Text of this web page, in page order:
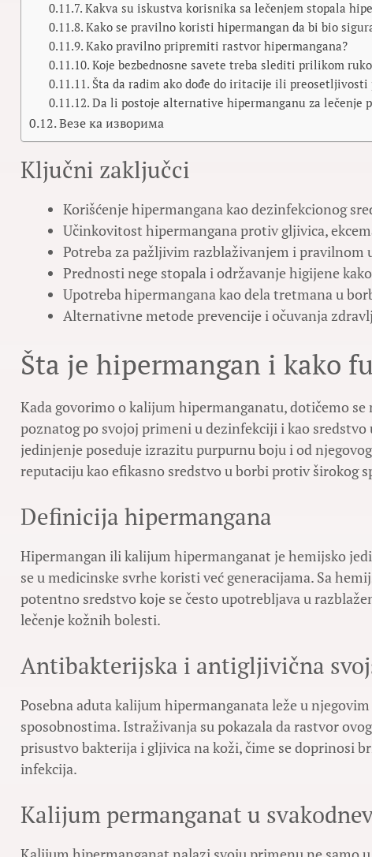
Kakva su iskustva korisnika sa lečenjem stopala
Kako se pravilno koristi hipermangan da bi bio
Kako pravilno pripremiti rastvor hipermangana?
Koje bezbednosne savete treba slediti prilikom
Šta da radim ako dođe do iritacije ili
Da li postoje alternative hipermanganu za lečenje
Везе ка изворима
Ključni zaključci
Korišćenje hipermangana kao dezinfekcionog
Učinkovitost hipermangana protiv gljivica,
Potreba za pažljivim razblaživanjem i pravilnom
Prednosti nege stopala i održavanje higijene
Upotreba hipermangana kao dela tretmana u
Alternativne metode prevencije i očuvanja
Šta je hipermangan i kako
Kada govorimo o kalijum hipermanganatu, dotičemo
poznatog po svojoj primeni u dezinfekciji i kao sredstvo
jedinjenje poseduje izrazitu purpurnu boju i od
reputaciju kao efikasno sredstvo u borbi protiv širokog
Definicija hipermangana
Hipermangan ili kalijum hipermanganat je hemijsko
se u medicinske svrhe koristi već generacijama. Sa
potentno sredstvo koje se često upotrebljava u
lečenje kožnih bolesti.
Antibakterijska i antigljivična
Posebna aduta kalijum hipermanganata leže u
sposobnostima. Istraživanja su pokazala da rastvor
prisustvo bakterija i gljivica na koži, čime se doprinosi
infekcija.
Kalijum permanganat u